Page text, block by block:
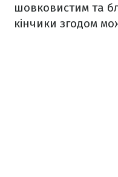
шовковистим та
кінчики згодом